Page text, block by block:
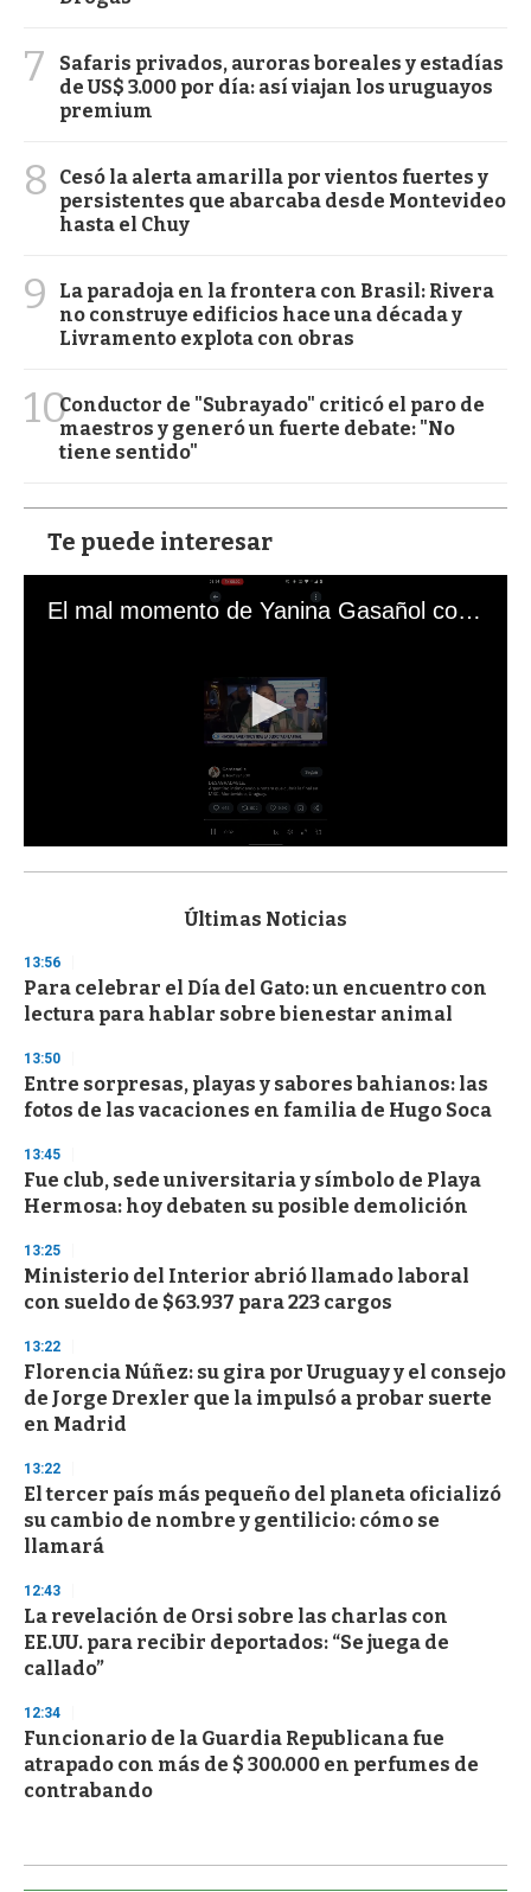
7
Safaris privados, auroras boreales y estadías
de US$ 3.000 por día: así viajan los uruguayos
premium
8
Cesó la alerta amarilla por vientos fuertes y
persistentes que abarcaba desde Montevideo
hasta el Chuy
9
La paradoja en la frontera con Brasil: Rivera
no construye edificios hace una década y
Livramento explota con obras
10Conductor de "Subrayado" criticó el paro de
maestros y generó un fuerte debate: "No
tiene sentido"
Te puede interesar
El mal momento de Yanina Gasañol con un hincha argentino en "Subrayado"
s
d
s
o
f
3
s
e
c
n
d
s
Últimas Noticias
13:56
Para celebrar el Día del Gato: un encuentro con
lectura para hablar sobre bienestar animal
13:50
Entre sorpresas, playas y sabores bahianos: las
fotos de las vacaciones en familia de Hugo Soca
13:45
Fue club, sede universitaria y símbolo de Playa
Hermosa: hoy debaten su posible demolición
13:25
Ministerio del Interior abrió llamado laboral
con sueldo de $63.937 para 223 cargos
13:22
Florencia Núñez: su gira por Uruguay y el consejo
de Jorge Drexler que la impulsó a probar suerte
en Madrid
13:22
El tercer país más pequeño del planeta oficializó
su cambio de nombre y gentilicio: cómo se
llamará
12:43
La revelación de Orsi sobre las charlas con
EE.UU. para recibir deportados: “Se juega de
callado”
12:34
Funcionario de la Guardia Republicana fue
atrapado con más de $ 300.000 en perfumes de
contrabando